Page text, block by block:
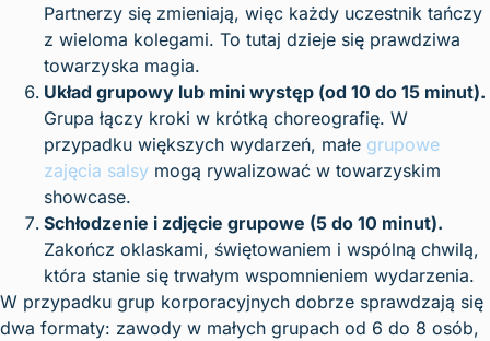
Partnerzy się zmieniają, więc każdy uczestnik tańczy
z wieloma kolegami. To tutaj dzieje się prawdziwa
towarzyska magia.
Układ grupowy lub mini występ (od 10 do 15 minut).
Grupa łączy kroki w krótką choreografię. W
przypadku większych wydarzeń, małe grupowe
zajęcia salsy mogą rywalizować w towarzyskim
showcase.
Schłodzenie i zdjęcie grupowe (5 do 10 minut).
Zakończ oklaskami, świętowaniem i wspólną chwilą,
która stanie się trwałym wspomnieniem wydarzenia.
W przypadku grup korporacyjnych dobrze sprawdzają się
dwa formaty: zawody w małych grupach od 6 do 8 osób,